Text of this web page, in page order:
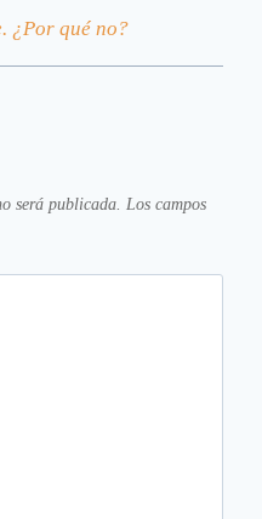
¿Por qué no?
será publicada. Los campos